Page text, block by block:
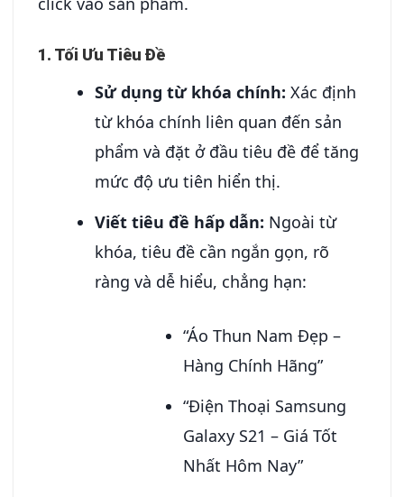
1. Tối Ưu Tiêu Đề
Sử dụng từ khóa chính: Xác định
từ khóa chính liên quan đến sản
phẩm và đặt ở đầu tiêu đề để tăng
mức độ ưu tiên hiển thị.
Viết tiêu đề hấp dẫn: Ngoài từ
khóa, tiêu đề cần ngắn gọn, rõ
ràng và dễ hiểu, chẳng hạn:
“Áo Thun Nam Đẹp –
Hàng Chính Hãng”
“Điện Thoại Samsung
Galaxy S21 – Giá Tốt
Nhất Hôm Nay”